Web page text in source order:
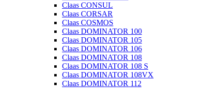
Claas CONSUL
Claas CORSAR
Claas COSMOS
Claas DOMINATOR 100
Claas DOMINATOR 105
Claas DOMINATOR 106
Claas DOMINATOR 108
Claas DOMINATOR 108 S
Claas DOMINATOR 108VX
Claas DOMINATOR 112